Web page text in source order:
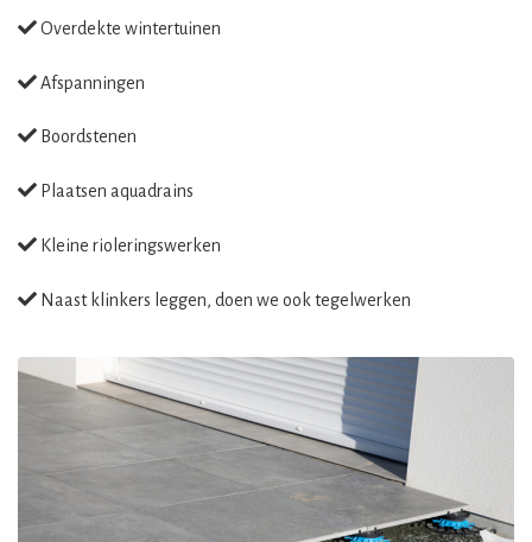
Overdekte wintertuinen
Afspanningen
Boordstenen
Plaatsen aquadrains
Kleine rioleringswerken
Naast klinkers leggen, doen we ook tegelwerken